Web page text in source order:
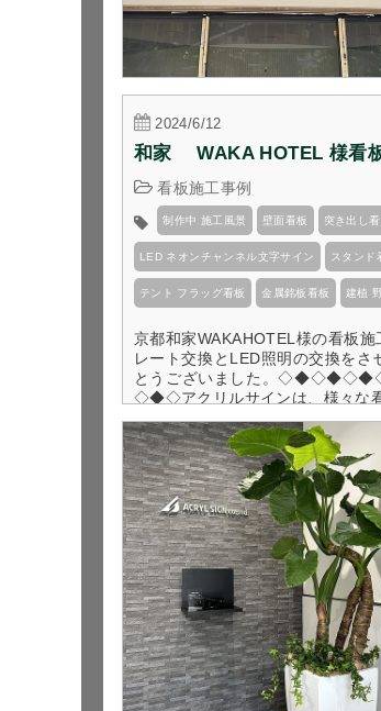
2024/6/12
和家 　WAKA HOTEL 様看
看板施工事例
制作中 施工風景 壁面看板 突き出し
LED ネオンチャンネル文字サイン スタンド
テント フラッグ看板 金属銘板看板 建植
京都和家WAKAHOTEL様の看板
レート交換とLED照明の交換を
とうございました。
◇◆◇アクリルサインは、様々な看